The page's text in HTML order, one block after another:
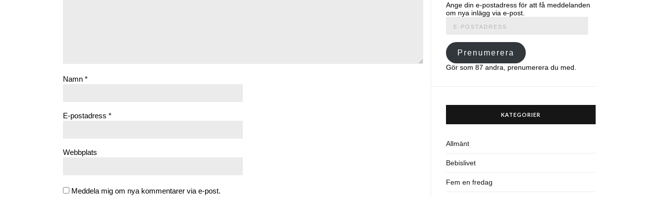
Namn *
E-postadress *
Webbplats
Meddela mig om nya kommentarer via e-post.
Ange din e-postadress för att få meddelanden
om nya inlägg via e-post.
postadress
Prenumerera
Gör som 87 andra, prenumerera du med.
KATEGORIER
Allmänt
Bebislivet
Fem en fredag